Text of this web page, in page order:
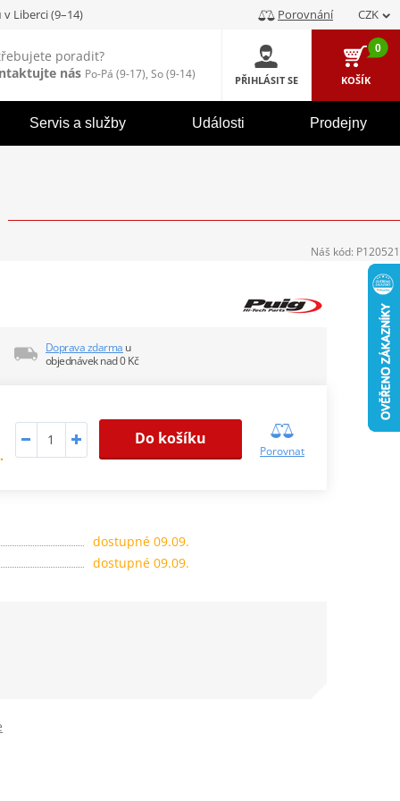
v Liberci (9–14) Porovnání CZK
poradit?
nás Po-Pá (9-17), So (9-14) PŘIHLÁSIT SE
0
KOŠÍK
Servis a služby Události Prodejny
Doprava zdarma u
objednávek nad 0 Kč
Do košíku
Porovnat
dostupné 09.09.
dostupné 09.09.
Náš kód: P120521